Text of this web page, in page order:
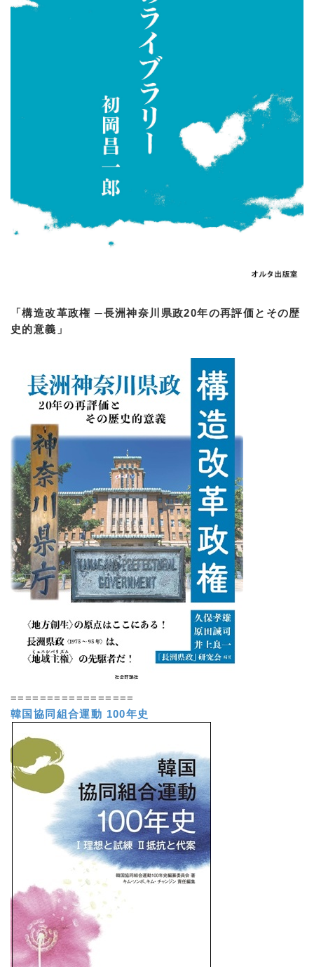
「構造改革政権 ─長洲神奈川県政20年の再評価とその歴
史的意義」
=================
韓国協同組合運動 100年史